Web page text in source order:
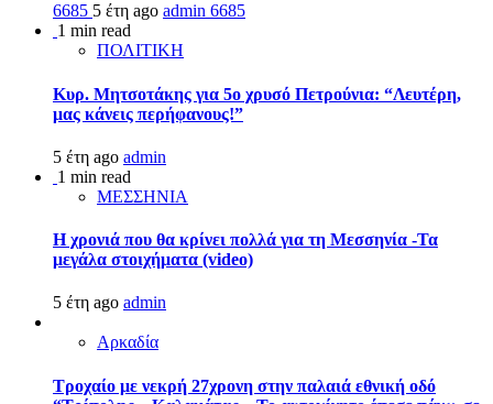
6685 5 έτη ago admin 6685
1 min read
ΠΟΛΙΤΙΚΗ
Κυρ. Μητσοτάκης για 5ο χρυσό Πετρούνια: “Λευτέρη,
μας κάνεις περήφανους!”
5 έτη ago admin
1 min read
ΜΕΣΣΗΝΙΑ
Η χρονιά που θα κρίνει πολλά για τη Μεσσηνία -Τα
μεγάλα στοιχήματα (video)
5 έτη ago admin
Αρκαδία
Τροχαίο με νεκρή 27χρονη στην παλαιά εθνική οδό